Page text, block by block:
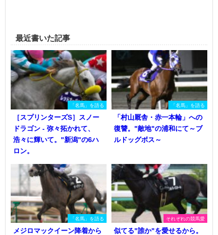
最近書いた記事
「名馬」を語る
［スプリンターズS］スノー
ドラゴン - 弥々拓かれて、
浩々に輝いて。"新潟"の6ハ
ロン。
「名馬」を語る
「村山厩舎・赤一本輪」への
復讐。"敵地"の浦和にて～ブ
ルドッグボス～
「名馬」を語る
メジロマックイーン降着から
それぞれの競馬愛
似てる"誰か"を愛せるから。